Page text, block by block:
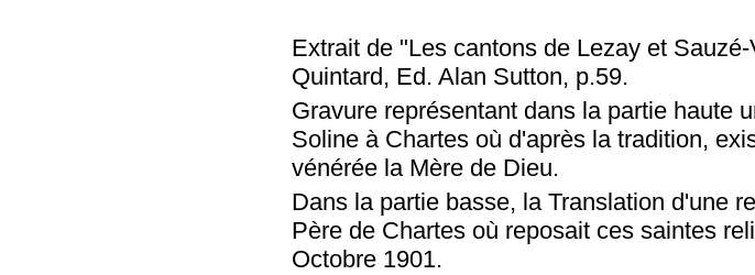
Extrait de "Les cantons de Lezay et
Quintard, Ed. Alan Sutton, p.59.
Gravure représentant dans la partie haute
Soline à Chartes où d'après la tradition,
vénérée la Mère de Dieu.
Dans la partie basse, la Translation d'une
Père de Chartes où reposait ces saintes
Octobre 1901.